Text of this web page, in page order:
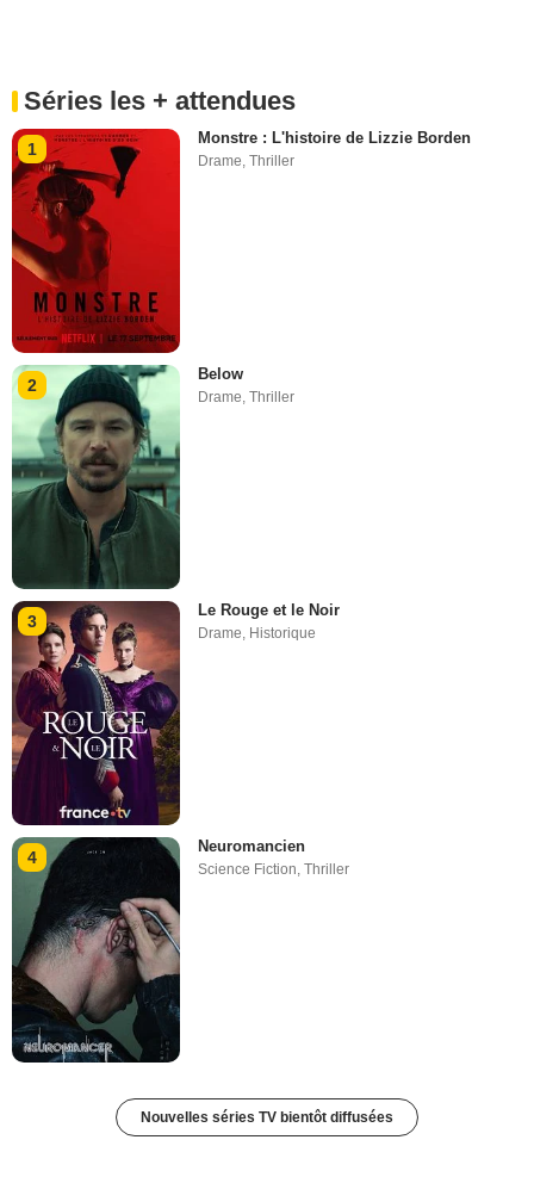
Séries les + attendues
1
Monstre : L'histoire de Lizzie Borden
Drame ,Thriller
2
Below
Drame,Thriller
3
Le Rouge et le Noir
Drame, Historique
4
Neuromancien
Science Fiction,Thriller
Nouvelles séries TV bientôt diffusées